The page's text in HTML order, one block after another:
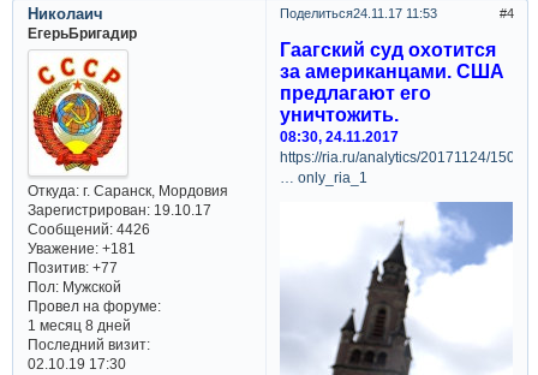
Поделиться 4
24.11.17 11:53
Николаич
ЕгерьБригадир
Откуда:г. Саранск, Мордовия
Зарегистрирован: 19.10.17
Сообщений:4426
Уважение: +181
Позитив: +77
Пол:Мужской
Провел на форуме:
1 месяц 8 дней
Последний визит:
02.10.19 17:30
Гаагский суд охотится
за американцами. США
предлагают его
уничтожить.
08:30, 24.11.2017
https://ria.ru/analytics/20171124/15094
… only_ria_1